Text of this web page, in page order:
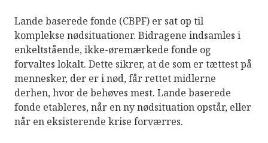
Lande baserede fonde (CBPF) er sat op til
komplekse nødsituationer. Bidragene indsamles i
enkeltstående, ikke-øremærkede fonde og
forvaltes lokalt. Dette sikrer, at de som er tættest på
mennesker, der er i nød, får rettet midlerne
derhen, hvor de behøves mest. Lande baserede
fonde etableres, når en ny nødsituation opstår, eller
når en eksisterende krise forværres.